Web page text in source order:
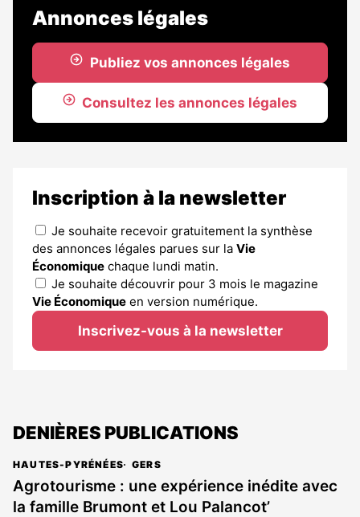
Annonces légales
Publiez vos annonces légales
Consultez les annonces légales
Inscription à la newsletter
Je souhaite recevoir gratuitement la synthèse
des annonces légales parues sur la Vie
Économique chaque lundi matin.
Je souhaite découvrir pour 3 mois le magazine
Vie Économique en version numérique.
Inscrivez-vous à la newsletter
DENIÈRES PUBLICATIONS
HAUTES-PYRÉNÉES GERS
Agrotourisme : une expérience inédite avec
la famille Brumont et Lou Palancot’